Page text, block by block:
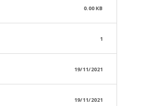
0.00 KB
1
19/11/2021
19/11/2021